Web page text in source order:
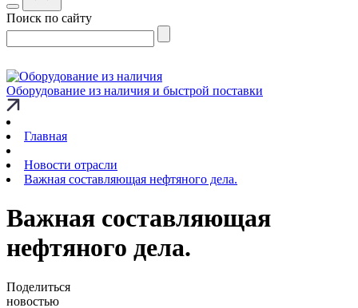
Поиск по сайту
Оборудование из наличия и быстрой поставки
Главная
Новости отрасли
Важная составляющая нефтяного дела.
Важная составляющая
нефтяного дела.
Поделиться
новостью